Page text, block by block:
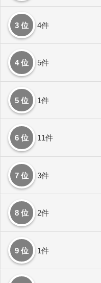
3 位 4件
4 位 5件
5 位 1件
6 位 11件
7 位 3件
8 位 2件
9 位 1件